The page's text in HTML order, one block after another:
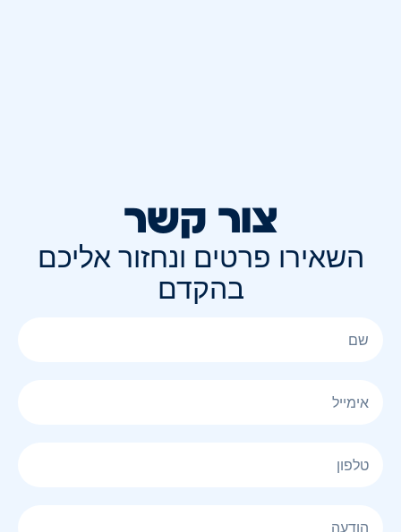
צור קשר
השאירו פרטים ונחזור אליכם
בהקדם